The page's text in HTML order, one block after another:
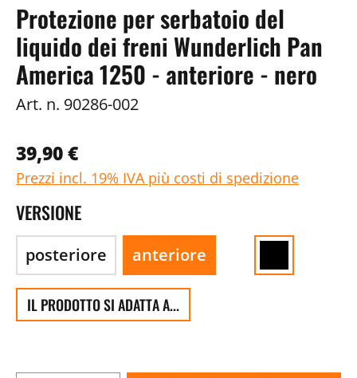
Protezione per serbatoio del
liquido dei freni Wunderlich Pan
America 1250 - anteriore - nero
Art. n. 90286-002
39,90 €
Prezzi incl. 19% IVA più costi di spedizione
VERSIONE
posteriore anteriore
IL PRODOTTO SI ADATTA A...